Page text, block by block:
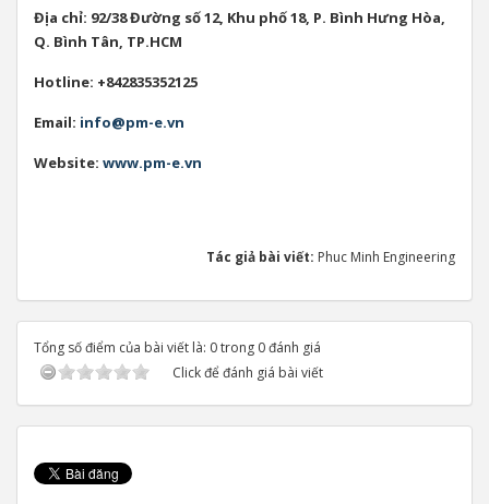
Địa chỉ: 92/38 Đường số 12, Khu phố 18, P. Bình Hưng Hòa,
Q. Bình Tân, TP.HCM
Hotline: +842835352125
Email: info@pm-e.vn
Website: www.pm-e.vn
Tác giả bài viết: Phuc Minh Engineering
Tổng số điểm của bài viết là: 0 trong 0 đánh giá
Click để đánh giá bài viết